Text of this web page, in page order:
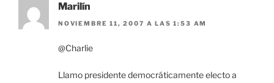
Marilín
NOVIEMBRE 11, 2007 A LAS 1:53 AM
@Charlie
Llamo presidente democráticamente electo a